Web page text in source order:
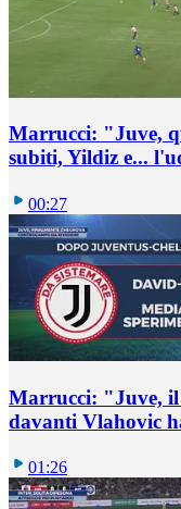
Marrucci: "Juve,
subiti, Yildiz e...
00:27
Marrucci: "Juve, il
davanti Vlahovic
01:26